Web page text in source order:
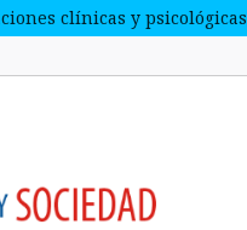
clínicas y psicológicas